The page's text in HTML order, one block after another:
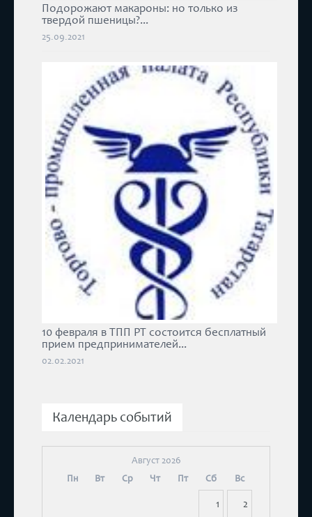
Подорожают макароны: но только из
твердой пшеницы?...
25.09.2021
10 февраля в ТПП РТ состоится бесплатный
прием предпринимателей...
02.02.2021
Календарь событий
Август 2026
Пн
Вт Ср Чт Пт Сб Вс
1 2